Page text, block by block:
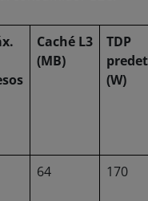
Caché L3
(MB)
TDP
(W)
64 170